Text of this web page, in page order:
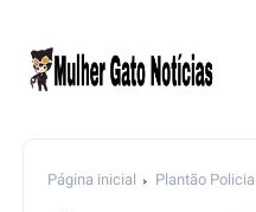
Página inicial Plantão Policial